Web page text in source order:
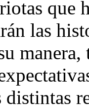
que
las